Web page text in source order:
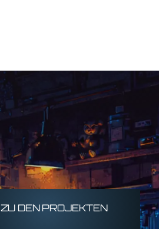
ZU DEN PROJEKTEN